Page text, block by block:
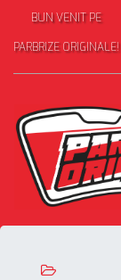
BUN VENIT PE
PARBRIZE ORIGINALE!